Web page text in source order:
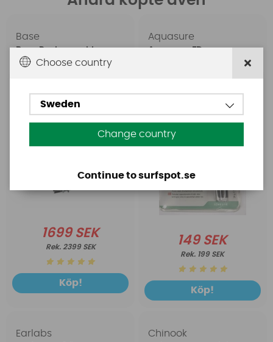
Base
Base Rechargeable
SUP Pump
1699 SEK
2399 SEK
Köp!
Aquasure
Aquasure FD
149 SEK
199 SEK
Köp!
Earlabs Chinook
Choose country
Sweden
Change country
Continue to surfspot.se